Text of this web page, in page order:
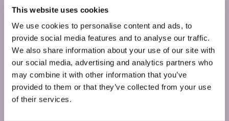
This website uses cookies
We use cookies to personalise content and ads, to
provide social media features and to analyse our traffic.
We also share information about your use of our site with
our social media, advertising and analytics partners who
may combine it with other information that you’ve
provided to them or that they’ve collected from your use
of their services.